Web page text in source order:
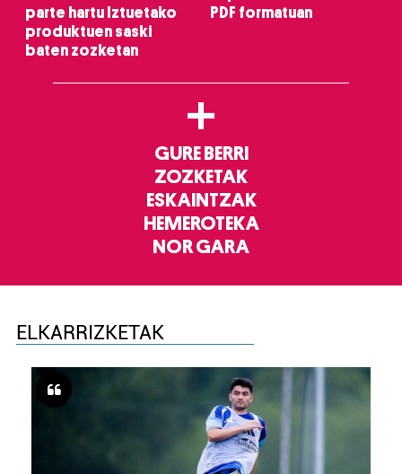
parte hartu Iztuetako
produktuen saski
baten zozketan
PDF formatuan
+
GURE BERRI
ZOZKETAK
ESKAINTZAK
HEMEROTEKA
NOR GARA
ELKARRIZKETAK